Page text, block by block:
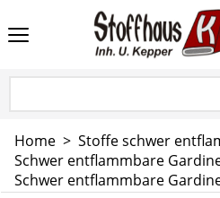
Home > Stoffe schwer
Schwer entflammbare
Schwer entflammbare